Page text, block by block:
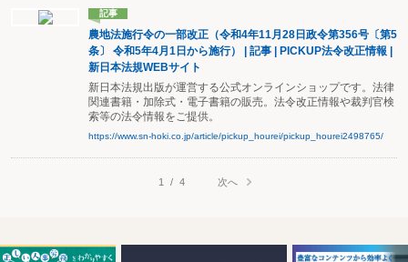
記事
農地法施行令の一部改正（令和4年11月28日政令第356号〔第5
条〕 令和5年4月1日から施行） | 記事 | PICKUP法令改正情報 |
新日本法規WEBサイト
新日本法規出版が運営する公式オンラインショップです。法律
関連書籍・加除式・電子書籍の販売。法令改正情報や裁判官検
索等の法令情報をご提供。
https://www.sn-hoki.co.jp/article/pickup_hourei/pickup_hourei2498765/
1 / 4 次へ